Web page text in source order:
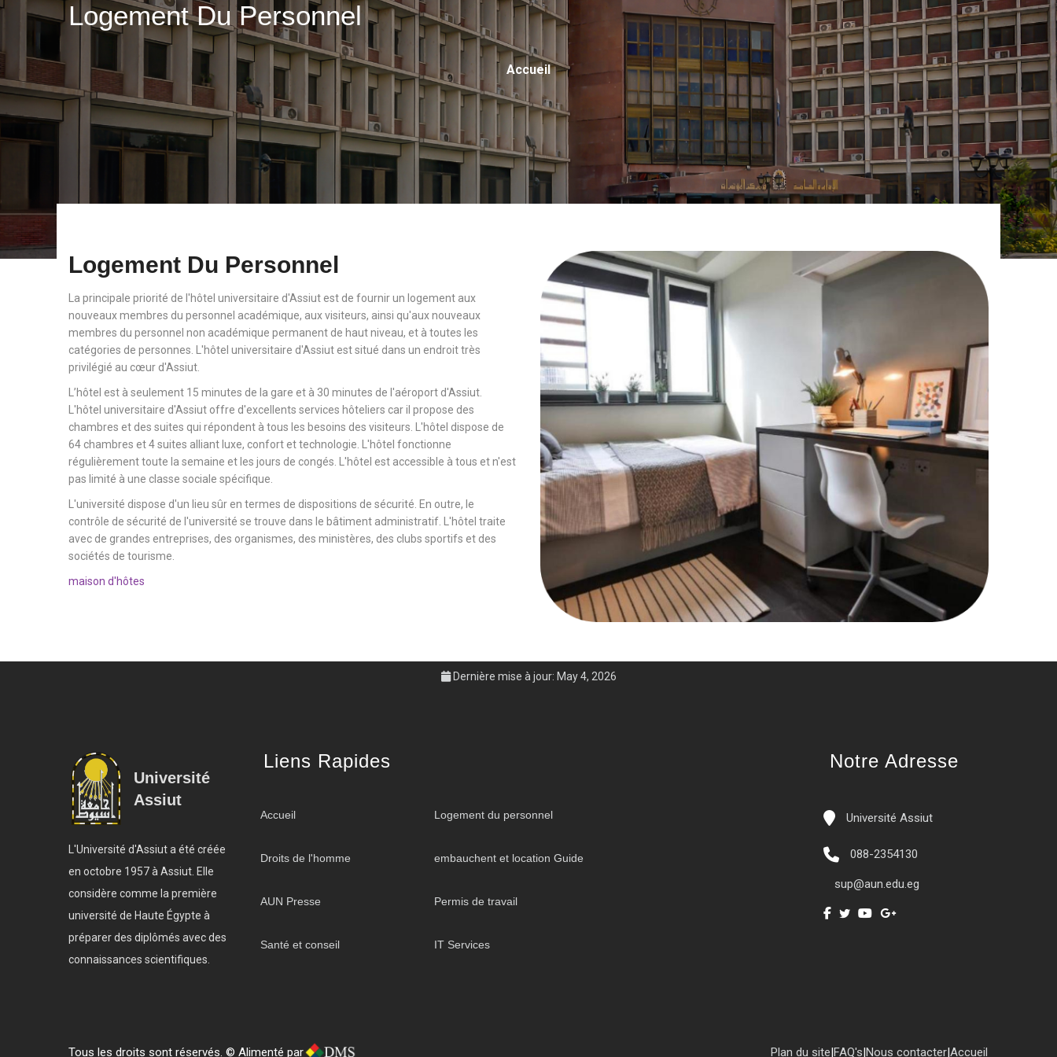
Logement Du Personnel
Fil
D'Ariane
Accueil
Logement Du Personnel
La principale priorité de l'hôtel universitaire d'Assiut est de fournir un logement aux
nouveaux membres du personnel académique, aux visiteurs, ainsi qu'aux nouveaux
membres du personnel non académique permanent de haut niveau, et à toutes les
catégories de personnes. L'hôtel universitaire d'Assiut est situé dans un endroit très
privilégié au cœur d'Assiut.
L’hôtel est à seulement 15 minutes de la gare et à 30 minutes de l'aéroport d'Assiut.
L'hôtel universitaire d'Assiut offre d'excellents services hôteliers car il propose des
chambres et des suites qui répondent à tous les besoins des visiteurs. L'hôtel dispose de
64 chambres et 4 suites alliant luxe, confort et technologie. L'hôtel fonctionne
régulièrement toute la semaine et les jours de congés. L'hôtel est accessible à tous et n'est
pas limité à une classe sociale spécifique.
L'université dispose d'un lieu sûr en termes de dispositions de sécurité. En outre, le
contrôle de sécurité de l'université se trouve dans le bâtiment administratif. L'hôtel traite
avec de grandes entreprises, des organismes, des ministères, des clubs sportifs et des
sociétés de tourisme.
maison d'hôtes
Dernière mise à jour: May 4, 2026
Université
Assiut
L'Université d'Assiut a été créée
en octobre 1957 à Assiut. Elle
considère comme la première
université de Haute Égypte à
préparer des diplômés avec des
connaissances scientifiques.
Liens Rapides
Accueil Logement du personnel
Droits de l'homme embauchent et location Guide
AUN Presse Permis de travail
Santé et conseil IT Services
Notre Adresse
Université Assiut
088-2354130
sup@aun.edu.eg
Tous les droits sont réservés. © Alimenté par Accueil
|
Nous contacter
|
FAQ's
|
Plan du site